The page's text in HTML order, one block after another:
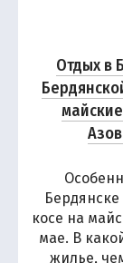
Отдых в
косе на
мае. В
жилье,